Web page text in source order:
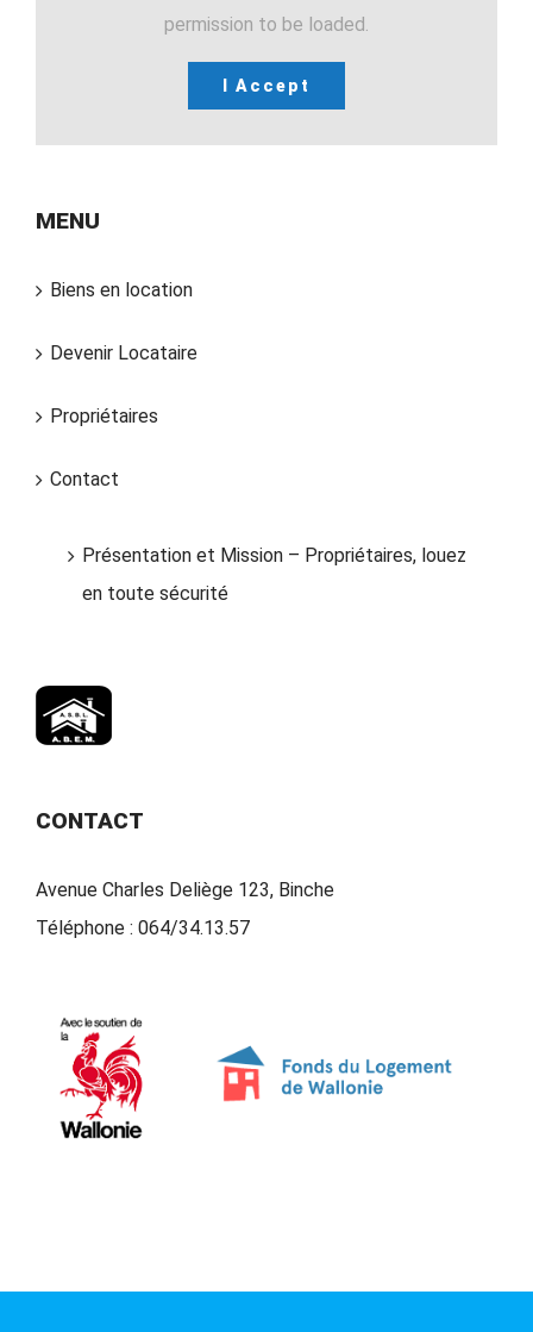
permission to be loaded.
I Accept
MENU
Biens en location
Devenir Locataire
Propriétaires
Contact
Présentation et Mission – Propriétaires, louez
en toute sécurité
CONTACT
Avenue Charles Deliège 123, Binche
Téléphone : 064/34.13.57